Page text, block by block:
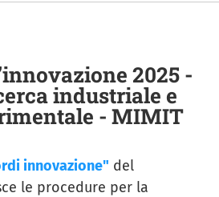
2025 -
industriale e
- MIMIT
innovazione" del
le procedure per la